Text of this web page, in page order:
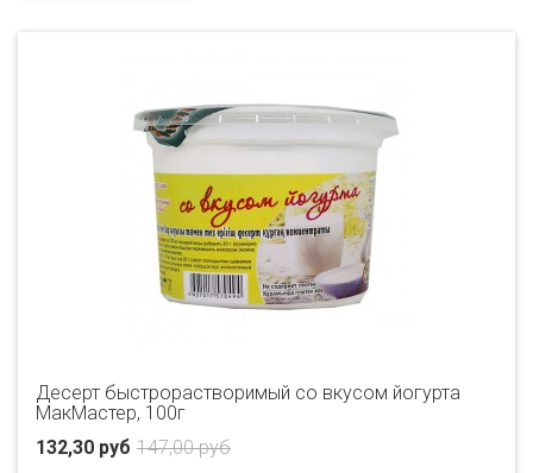
Десерт быстрорастворимый со вкусом йогурта
МакМастер, 100г
147,00 руб
132,30 руб